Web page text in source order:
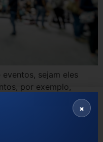
sejam eles
por exemplo,
sua rede de networking.
de segurança
de validar a
×